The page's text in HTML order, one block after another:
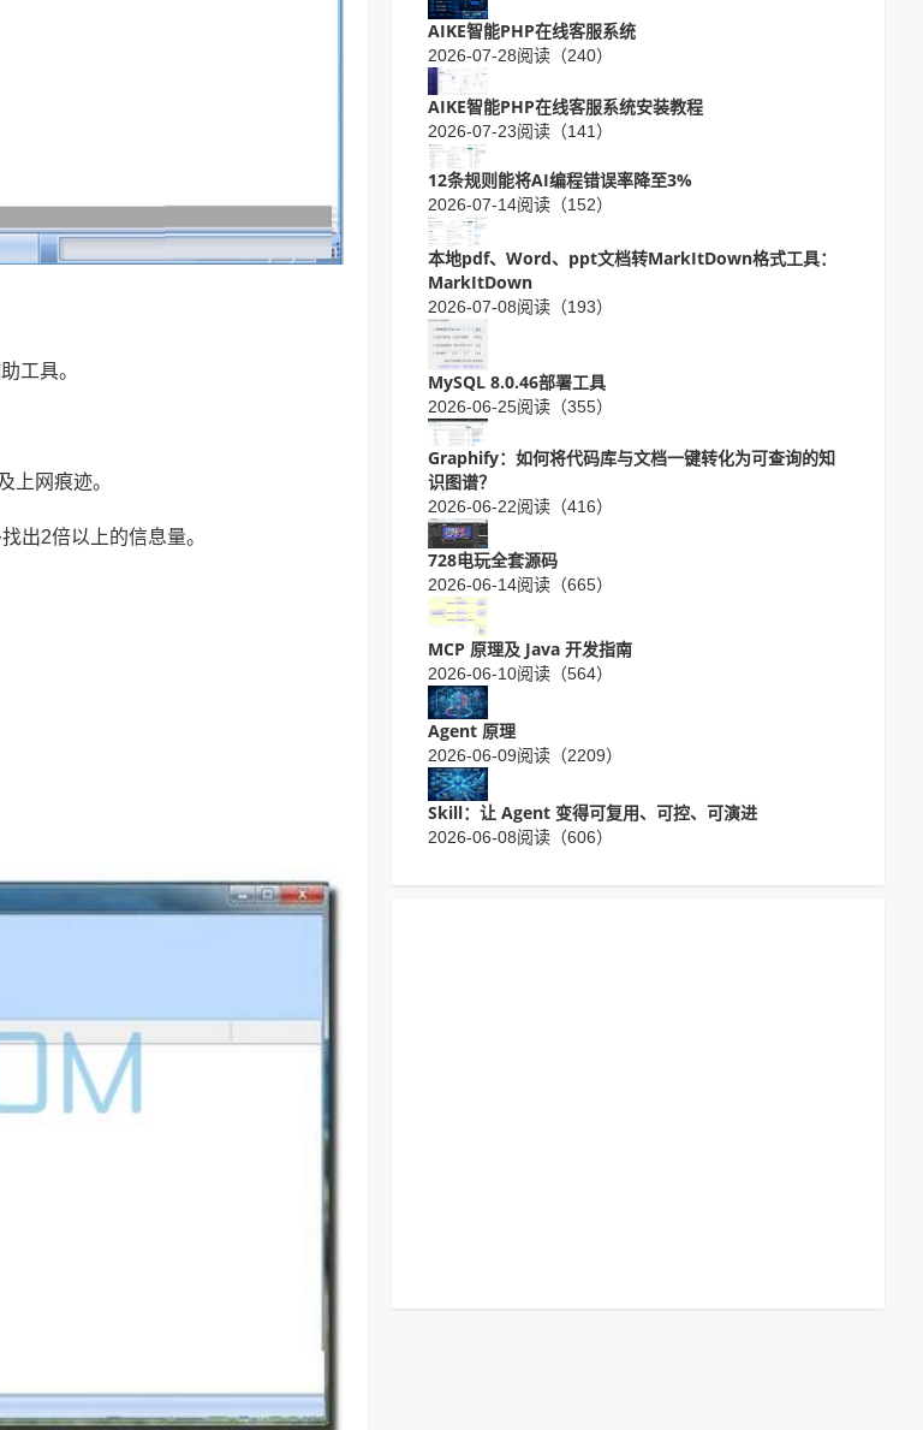
工具。
上网痕迹。
出2倍以上的信息量。
AIKE智能PHP在线客服系统
2026-07-28阅读（240）
AIKE智能PHP在线客服系统安装教程
2026-07-23阅读（141）
12条规则能将AI编程错误率降至3%
2026-07-14阅读（152）
本地pdf、Word、ppt文档转MarkItDown格式工具：
MarkItDown
2026-07-08阅读（193）
MySQL 8.0.46部署工具
2026-06-25阅读（355）
Graphify：如何将代码库与文档一键转化为可查询的知
识图谱？
2026-06-22阅读（416）
728电玩全套源码
2026-06-14阅读（665）
MCP 原理及 Java 开发指南
2026-06-10阅读（564）
Agent 原理
2026-06-09阅读（2209）
Skill：让 Agent 变得可复用、可控、可演进
2026-06-08阅读（606）